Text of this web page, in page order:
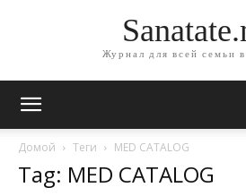
Журнал для всей семьи
Домой Теги MED CATALOG
Tag: MED CATALOG